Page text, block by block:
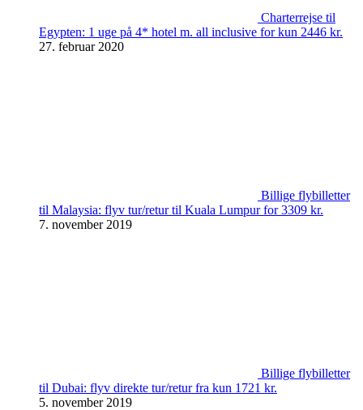
Charterrejse til
Egypten: 1 uge på 4* hotel m. all inclusive for kun 2446 kr.
27. februar 2020
Billige flybilletter
til Malaysia: flyv tur/retur til Kuala Lumpur for 3309 kr.
7. november 2019
Billige flybilletter
til Dubai: flyv direkte tur/retur fra kun 1721 kr.
5. november 2019